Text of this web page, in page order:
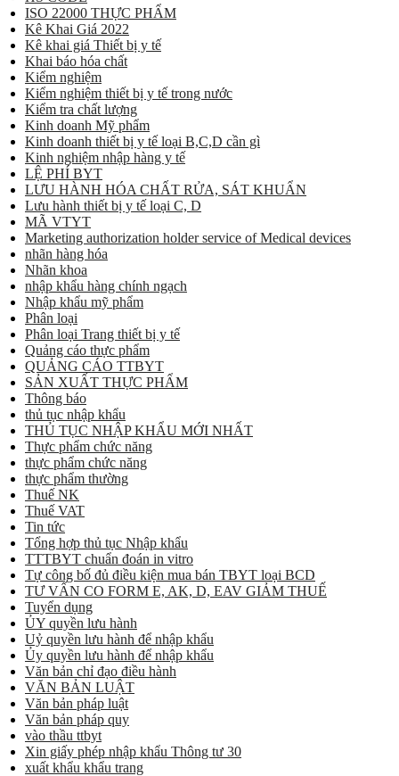
ISO 22000 THỰC PHẨM
Kê Khai Giá 2022
Kê khai giá Thiết bị y tế
Khai báo hóa chất
Kiểm nghiệm
Kiểm nghiệm thiết bị y tế trong nước
Kiểm tra chất lượng
Kinh doanh Mỹ phẩm
Kinh doanh thiết bị y tế loại B,C,D cần gì
Kinh nghiệm nhập hàng y tế
LỆ PHÍ BYT
LƯU HÀNH HÓA CHẤT RỬA, SÁT KHUẨN
Lưu hành thiết bị y tế loại C, D
MÃ VTYT
Marketing authorization holder service of Medical devices
nhãn hàng hóa
Nhãn khoa
nhập khẩu hàng chính ngạch
Nhập khẩu mỹ phẩm
Phân loại
Phân loại Trang thiết bị y tế
Quảng cáo thực phẩm
QUẢNG CÁO TTBYT
SẢN XUẤT THỰC PHẨM
Thông báo
thủ tục nhập khẩu
THỦ TỤC NHẬP KHẨU MỚI NHẤT
Thực phẩm chức năng
thực phẩm chức năng
thực phẩm thường
Thuế NK
Thuế VAT
Tin tức
Tổng hợp thủ tục Nhập khẩu
TTTBYT chuẩn đoán in vitro
Tự công bố đủ điều kiện mua bán TBYT loại BCD
TƯ VẤN CO FORM E, AK, D, EAV GIẢM THUẾ
Tuyển dụng
ỦY quyền lưu hành
Uỷ quyền lưu hành để nhập khẩu
Ủy quyền lưu hành để nhập khẩu
Văn bản chỉ đạo điều hành
VĂN BẢN LUẬT
Văn bản pháp luật
Văn bản pháp quy
vào thầu ttbyt
Xin giấy phép nhập khẩu Thông tư 30
xuất khẩu khẩu trang